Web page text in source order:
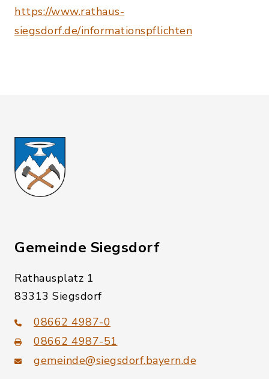
https://www.rathaus-
siegsdorf.de/informationspflichten
Gemeinde Siegsdorf
Rathausplatz 1
83313 Siegsdorf
08662 4987-0
08662 4987-51
gemeinde@siegsdorf.bayern.de